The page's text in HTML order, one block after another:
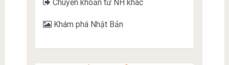
Chuyển khoản từ NH khác
Khám phá Nhật Bản